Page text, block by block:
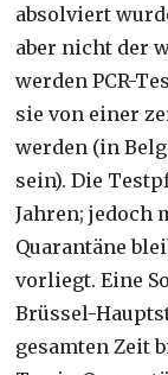
absolviert
aber nicht der
werden PCR-
sie von einer
werden (in
sein). Die
Jahren; jedoch
Quarantäne
vorliegt. Eine
Brüssel-
gesamten Zeit